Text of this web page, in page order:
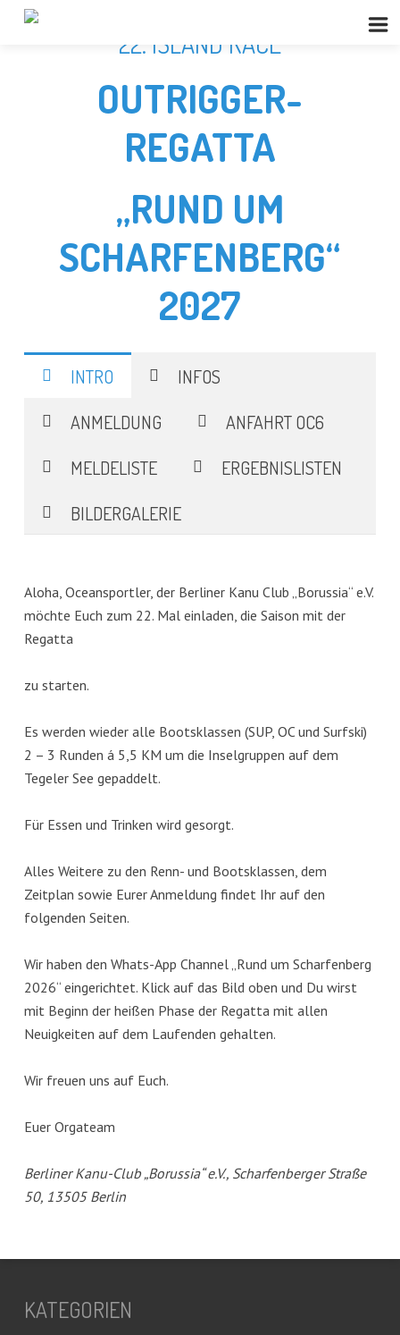
22. ISLAND RACE
OUTRIGGER-
REGATTA
„RUND UM
SCHARFENBERG“
2027
INTRO
INFOS
ANMELDUNG
ANFAHRT OC6
MELDELISTE
ERGEBNISLISTEN
BILDERGALERIE
Aloha, Oceansportler, der Berliner Kanu Club „Borussia“ e.V.
möchte Euch zum 22. Mal einladen, die Saison mit der
Regatta
zu starten.
Es werden wieder alle Bootsklassen (SUP, OC und Surfski)
2 – 3 Runden á 5,5 KM um die Inselgruppen auf dem
Tegeler See gepaddelt.
Für Essen und Trinken wird gesorgt.
Alles Weitere zu den Renn- und Bootsklassen, dem
Zeitplan sowie Eurer Anmeldung findet Ihr auf den
folgenden Seiten.
Wir haben den Whats-App Channel „Rund um Scharfenberg
2026“ eingerichtet. Klick auf das Bild oben und Du wirst
mit Beginn der heißen Phase der Regatta mit allen
Neuigkeiten auf dem Laufenden gehalten.
Wir freuen uns auf Euch.
Euer Orgateam
Berliner Kanu-Club „Borussia“ e.V., Scharfenberger Straße
50, 13505 Berlin
KATEGORIEN